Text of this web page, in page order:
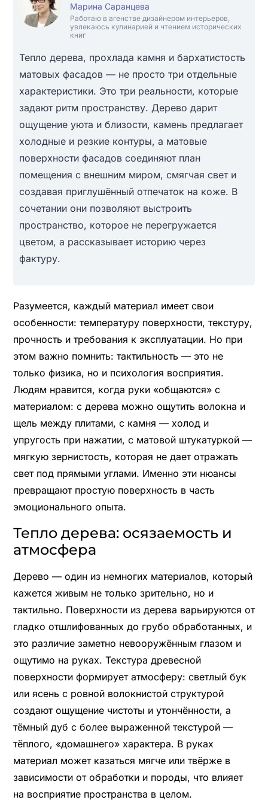
Марина Саранцева
Работаю в агенстве дизайнером интерьеров,
увлекаюсь кулинарией и чтением исторических
книг
Тепло дерева, прохлада камня и бархатистость
матовых фасадов — не просто три отдельные
характеристики. Это три реальности, которые
задают ритм пространству. Дерево дарит
ощущение уюта и близости, камень предлагает
холодные и резкие контуры, а матовые
поверхности фасадов соединяют план
помещения с внешним миром, смягчая свет и
создавая приглушённый отпечаток на коже. В
сочетании они позволяют выстроить
пространство, которое не перегружается
цветом, а рассказывает историю через
фактуру.
Разумеется, каждый материал имеет свои
особенности: температуру поверхности, текстуру,
прочность и требования к эксплуатации. Но при
этом важно помнить: тактильность — это не
только физика, но и психология восприятия.
Людям нравится, когда руки «общаются» с
материалом: с дерева можно ощутить волокна и
щель между плитами, с камня — холод и
упругость при нажатии, с матовой штукатуркой —
мягкую зернистость, которая не дает отражать
свет под прямыми углами. Именно эти нюансы
превращают простую поверхность в часть
эмоционального опыта.
Тепло дерева: осязаемость и
атмосфера
Дерево — один из немногих материалов, который
кажется живым не только зрительно, но и
тактильно. Поверхности из дерева варьируются от
гладко отшлифованных до грубо обработанных, и
это различие заметно невооружённым глазом и
ощутимо на руках. Текстура древесной
поверхности формирует атмосферу: светлый бук
или ясень с ровной волокнистой структурой
создают ощущение чистоты и утончённости, а
тёмный дуб с более выраженной текстурой —
тёплого, «домашнего» характера. В руках
материал может казаться мягче или твёрже в
зависимости от обработки и породы, что влияет
на восприятие пространства в целом.